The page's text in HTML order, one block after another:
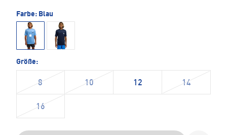
Farbe: Blau
Größe:
8 10 12 14
16